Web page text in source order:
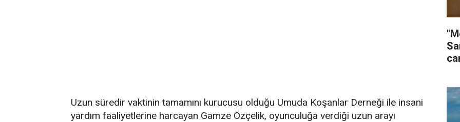
Uzun süredir vaktinin tamamını kurucusu olduğu Umuda Koşanlar Derneği ile insani
yardım faaliyetlerine harcayan Gamze Özçelik, oyunculuğa verdiği uzun arayı